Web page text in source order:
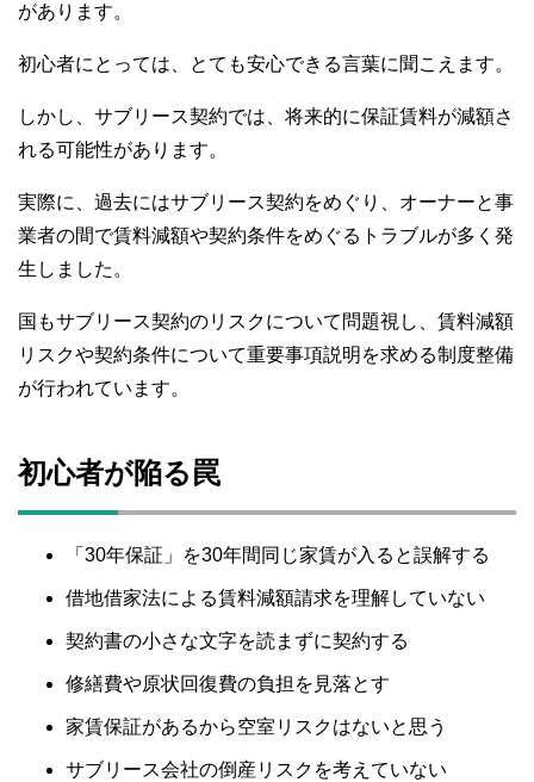
があります。
初心者にとっては、とても安心できる言葉に聞こえます。
しかし、サブリース契約では、将来的に保証賃料が減額さ
れる可能性があります。
実際に、過去にはサブリース契約をめぐり、オーナーと事
業者の間で賃料減額や契約条件をめぐるトラブルが多く発
生しました。
国もサブリース契約のリスクについて問題視し、賃料減額
リスクや契約条件について重要事項説明を求める制度整備
が行われています。
初心者が陥る罠
「30年保証」を30年間同じ家賃が入ると誤解する
借地借家法による賃料減額請求を理解していない
契約書の小さな文字を読まずに契約する
修繕費や原状回復費の負担を見落とす
家賃保証があるから空室リスクはないと思う
サブリース会社の倒産リスクを考えていない